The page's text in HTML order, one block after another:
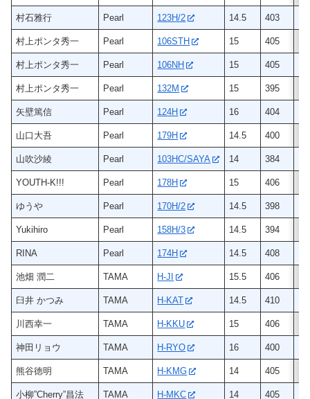
村石雅行 Pearl 123H/2 14.5 403
村上ポンタ秀一 Pearl 106STH 15 405
村上ポンタ秀一 Pearl 106NH 15 405
村上ポンタ秀一 Pearl 132M 15 395
矢壁篤信 Pearl 124H 16 404
山口大吾 Pearl 179H 14.5 400
山吹沙綾 Pearl 103HC/SAYA 14 384
YOUTH-K!!! Pearl 178H 15 406
ゆうや Pearl 170H/2 14.5 398
Yukihiro Pearl 158H/3 14.5 394
RINA Pearl 174H 14.5 408
池畑 潤二 TAMA H-JI 15.5 406
臼井 かつみ TAMA H-KAT 14.5 410
川西幸一 TAMA H-KKU 15 406
神田リョウ TAMA H-RYO 16 400
熊谷徳明 TAMA H-KMG 14 405
小柳”Cherry”昌法 TAMA H-MKC 14 405